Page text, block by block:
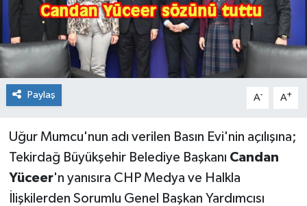
Paylaş A- A+
Uğur Mumcu'nun adı verilen Basın Evi'nin açılışına;
Tekirdağ Büyükşehir Belediye Başkanı Candan
Yüceer'n yanısıra CHP Medya ve Halkla
İlişkilerden Sorumlu Genel Başkan Yardımcısı